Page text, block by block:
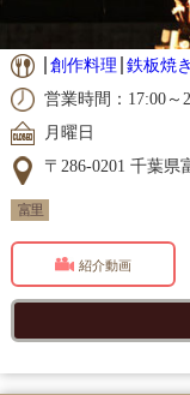
創作料理 鉄板焼き
営業時間：17:00～
月曜日
〒286-0201 千葉県
富里
紹介動画